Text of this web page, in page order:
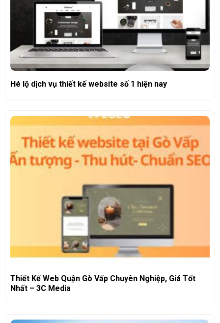
Hé lộ dịch vụ thiết kế website số 1 hiện nay
Thiết Kế Web Quận Gò Vấp Chuyên Nghiệp, Giá Tốt
Nhất – 3C Media